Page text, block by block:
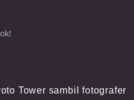
Tower sambil fotografer